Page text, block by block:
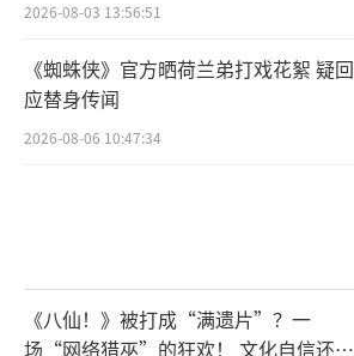
2026-08-03 13:56:51
《蜘蛛侠》官方晒荷兰弟打戏花絮 疑回
应替身传闻
2026-08-06 10:47:34
《八仙！》被打成“满遗片”？一
场“网络猎巫”的狂欢！ 文化自信还是